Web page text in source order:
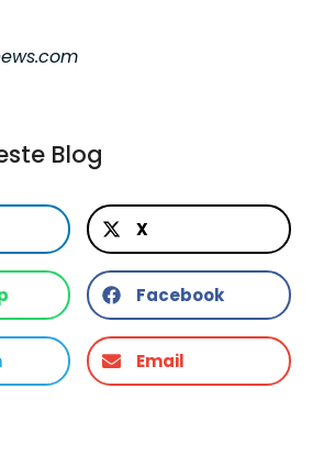
Blog
X
Facebook
Email